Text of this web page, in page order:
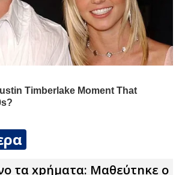
τα xpήματα: Μαθεύτnκε ο